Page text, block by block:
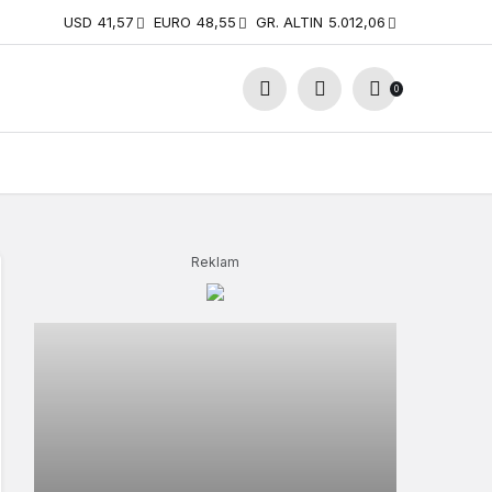
USD 41,57 EURO 48,55 GR. ALTIN 5.012,06
0
Reklam